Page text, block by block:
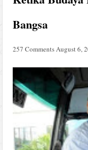
Bangsa
257 Comments August 6,